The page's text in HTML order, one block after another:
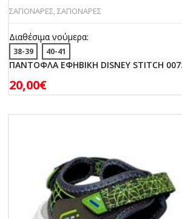
ΣΑΓΙΟΝΑΡΕΣ,ΣΑΓΙΟΝΑΡΕΣ
Διαθέσιμα νούμερα:
38-39 40-41
ΠΑΝΤΟΦΛΑ ΕΦΗΒΙΚΗ DISNEY STITCH
20,00€